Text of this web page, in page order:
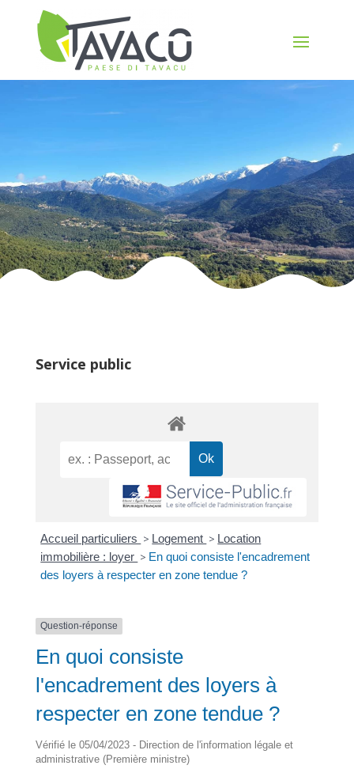
Service public
Accueil particuliers > Logement > Location
immobilière : loyer > En quoi consiste l'encadrement
des loyers à respecter en zone tendue ?
Question-réponse
En quoi consiste
l'encadrement des loyers à
respecter en zone tendue ?
Vérifié le 05/04/2023 - Direction de l'information légale et
administrative (Première ministre)